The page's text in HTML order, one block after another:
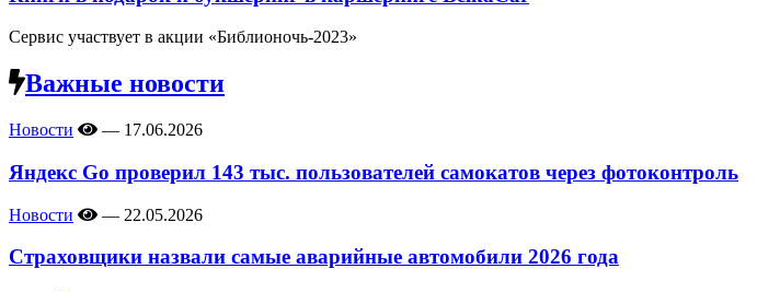
Сервис участвует в акции «Библионочь-2023»
Важные новости
Новости — 17.06.2026
Яндекс Go проверил 143 тыс. пользователей самокатов через фотоконтроль
Новости — 22.05.2026
Страховщики назвали самые аварийные автомобили 2026 года